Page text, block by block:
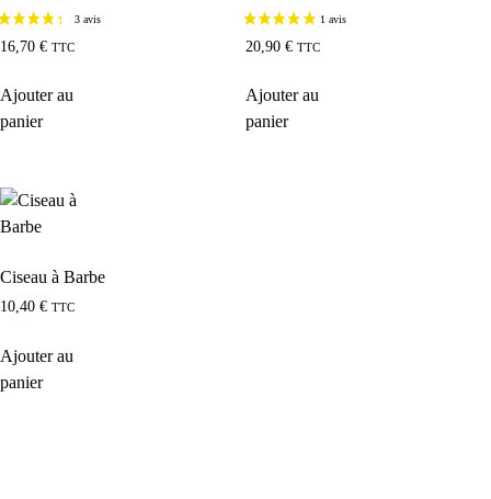
16,70 € TTC
Ajouter au
panier
20,90 € TTC
Ajouter au
panier
Ciseau à Barbe
10,40 € TTC
Ajouter au
panier